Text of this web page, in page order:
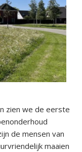
zien we de eerste
de mensen van
maaien